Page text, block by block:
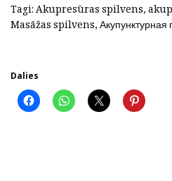
Tagi:Akupresūras spilvens,
Masāžas spilvens,Акупунктурная
Dalies